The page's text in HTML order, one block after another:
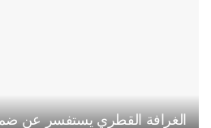
الغرافة القطري يستفسر عن